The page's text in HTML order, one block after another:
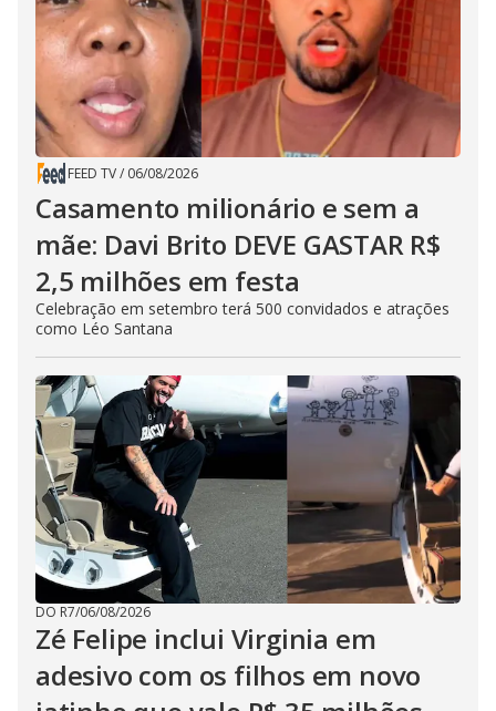
FEED TV/ 06/08/2026
Casamento milionário e sem a
mãe: Davi Brito DEVE GASTAR R$
2,5 milhões em festa
Celebração em setembro terá 500 convidados e atrações
como Léo Santana
DO R7/06/08/2026
Zé Felipe inclui Virginia em
adesivo com os filhos em novo